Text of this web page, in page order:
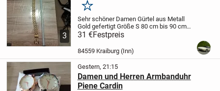
3
Merken
Sehr schöner Damen Gürtel aus Metall
Gold gefertigt Größe S 80 cm bis 90 cm
Länge und 3 cm Breite sehr gut
verarbeitet zu verkaufen Versand bezahle
ichÜbernehme keine Haftung und auch
31 €Festpreis
84559 Kraiburg (Inn)
Gestern, 21:15
Damen und Herren Armbanduhr
Piene Cardin